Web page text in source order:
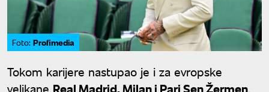
Foto: Profimedia
Tokom karijere nastupao je i za evropske
velikane Real Madrid, Milan i Pari Sen Žermen,